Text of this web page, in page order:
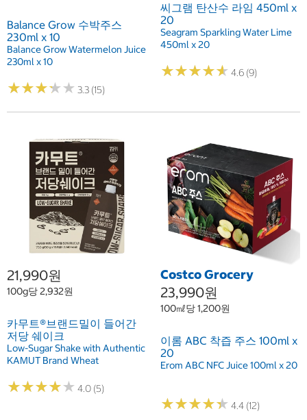
Balance Grow 수박주스
230ml x 10
Balance Grow Watermelon Juice
230ml x 10
★★★★★
★★★★★ 3.3 (15)
씨그램 탄산수 라임 450ml x
20
Seagram Sparkling Water Lime
450ml x 20
★★★★★
★★★★★ 4.6 (9)
21,990원
100g당 2,932원
카무트®브랜드밀이 들어간
저당 쉐이크
Low-Sugar Shake with Authentic
KAMUT Brand Wheat
★★★★★
★★★★★ 4.0 (5)
Costco Grocery
23,990원
100㎖당 1,200원
이롬 ABC 착즙 주스 100ml x
20
Erom ABC NFC Juice 100ml x 20
★★★★★
★★★★★ 4.4 (12)